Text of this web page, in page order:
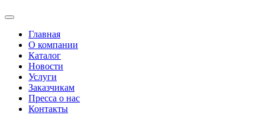
Главная
О компании
Каталог
Новости
Услуги
Заказчикам
Пресса о нас
Контакты